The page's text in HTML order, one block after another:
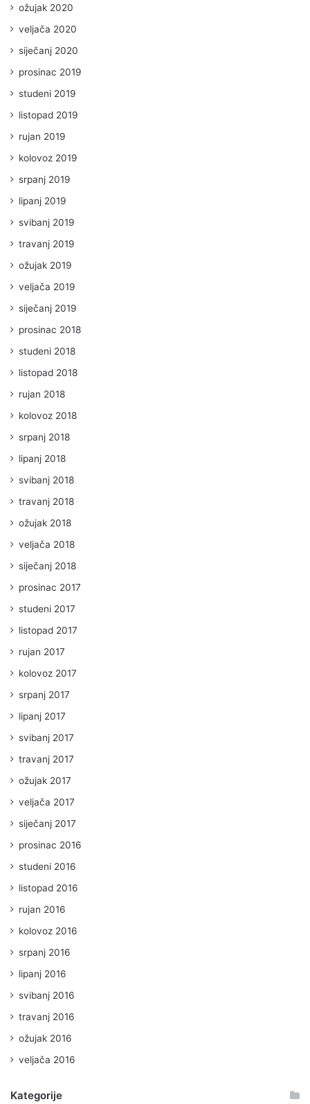
ožujak 2020
veljača 2020
siječanj 2020
prosinac 2019
studeni 2019
listopad 2019
rujan 2019
kolovoz 2019
srpanj 2019
lipanj 2019
svibanj 2019
travanj 2019
ožujak 2019
veljača 2019
siječanj 2019
prosinac 2018
studeni 2018
listopad 2018
rujan 2018
kolovoz 2018
srpanj 2018
lipanj 2018
svibanj 2018
travanj 2018
ožujak 2018
veljača 2018
siječanj 2018
prosinac 2017
studeni 2017
listopad 2017
rujan 2017
kolovoz 2017
srpanj 2017
lipanj 2017
svibanj 2017
travanj 2017
ožujak 2017
veljača 2017
siječanj 2017
prosinac 2016
studeni 2016
listopad 2016
rujan 2016
kolovoz 2016
srpanj 2016
lipanj 2016
svibanj 2016
travanj 2016
ožujak 2016
veljača 2016
Kategorije